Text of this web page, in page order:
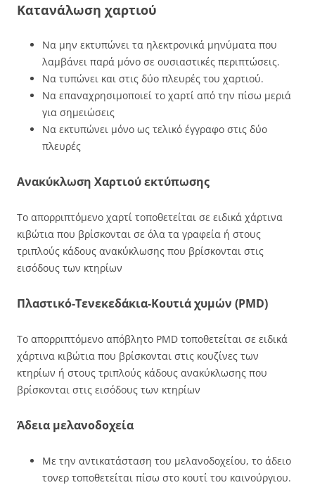
Κατανάλωση χαρτιού
Να μην εκτυπώνει τα ηλεκτρονικά μηνύματα που
λαμβάνει παρά μόνο σε ουσιαστικές περιπτώσεις.
Να τυπώνει και στις δύο πλευρές του χαρτιού.
Να επαναχρησιμοποιεί το χαρτί από την πίσω μεριά
για σημειώσεις
Να εκτυπώνει μόνο ως τελικό έγγραφο στις δύο
πλευρές
Ανακύκλωση Χαρτιού εκτύπωσης
Το απορριπτόμενο χαρτί τοποθετείται σε ειδικά χάρτινα
κιβώτια που βρίσκονται σε όλα τα γραφεία ή στους
τριπλούς κάδους ανακύκλωσης που βρίσκονται στις
εισόδους των κτηρίων
Πλαστικό-Τενεκεδάκια-Κουτιά χυμών (PMD)
Το απορριπτόμενο απόβλητο PMD τοποθετείται σε ειδικά
χάρτινα κιβώτια που βρίσκονται στις κουζίνες των
κτηρίων ή στους τριπλούς κάδους ανακύκλωσης που
βρίσκονται στις εισόδους των κτηρίων
Άδεια μελανοδοχεία
Με την αντικατάσταση του μελανοδοχείου, το άδειο
τονερ τοποθετείται πίσω στο κουτί του καινούργιου.